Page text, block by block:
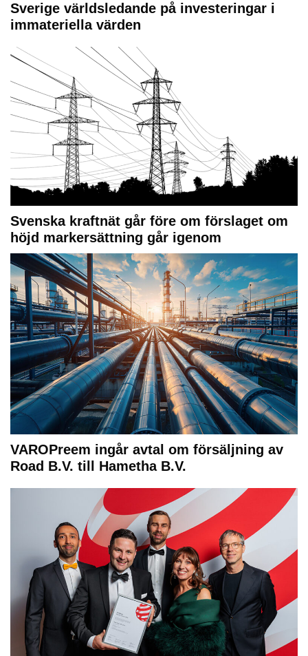
Sverige världsledande på investeringar i
immateriella värden
Svenska kraftnät går före om förslaget om
höjd markersättning går igenom
VAROPreem ingår avtal om försäljning av
Road B.V. till Hametha B.V.